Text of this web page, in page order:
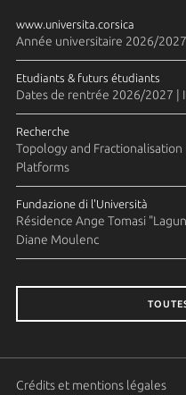
www.universita.corsica
Année universitaire 2026/
Etudiants & futurs étudiants
Dates de rentrée 2026/2027 |
Recherche
Topology and
Platforms
Fundazione di l'Università
Résidence Ange Tomasi
Diane Moulenc
Crédits et mentions légales